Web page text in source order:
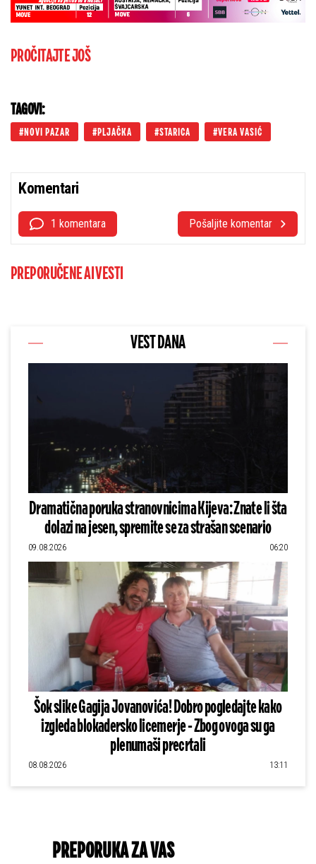
PROČITAJTE JOŠ
TAGOVI:
NOVI PAZAR PLJAČKA STARICA VERA VASIĆ
Komentari
1 komentara Pošaljite komentar
PREPORUČENE AI VESTI
VEST DANA
Dramatična poruka stranovnicima Kijeva: Znate li šta
dolazi na jesen, spremite se za strašan scenario
09.08.2026 06:20
Šok slike Gagija Jovanovića! Dobro pogledajte kako
izgleda blokadersko licemerje - Zbog ovoga su ga
plenumaši precrtali
08.08.2026 13:11
PREPORUKA ZA VAS